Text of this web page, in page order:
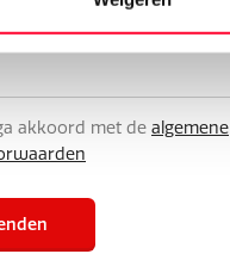
akkoord met de algemene